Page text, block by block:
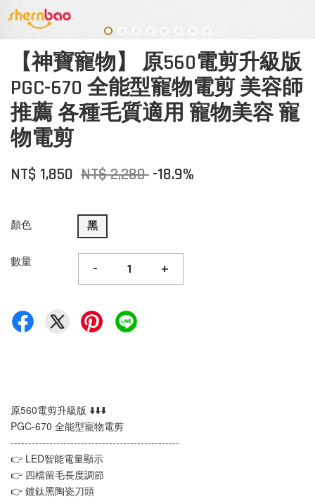
【神寶寵物】 原560電剪升級版
PGC-670 全能型寵物電剪 美容師
推薦 各種毛質適用 寵物美容 寵
物電剪
NT$ 1,850 NT$ 2,280 -18.9%
顏色 黑
數量 - +
原560電剪升級版 ⬇️⬇️⬇️
PGC-670 全能型寵物電剪
------------------------------------------------
👉 LED智能電量顯示
👉 四檔留毛長度調節
👉 鍍鈦黑陶瓷刀頭